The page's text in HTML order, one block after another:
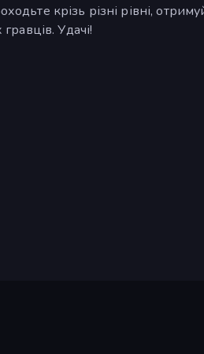
крізь різні рівні,
Удачі!